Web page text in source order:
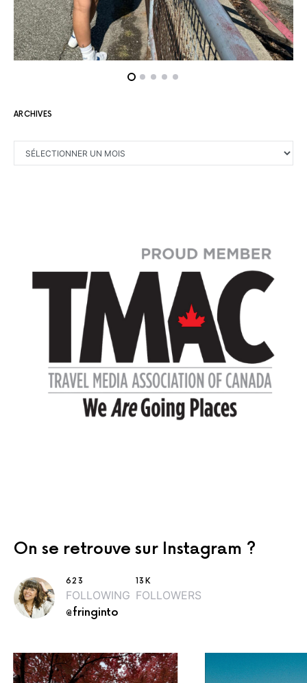
ARCHIVES
ARCHIVES
On se retrouve sur Instagram ?
623
FOLLOWING
13K
FOLLOWERS
@fringinto